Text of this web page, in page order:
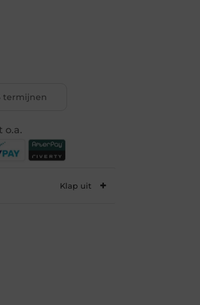
termijnen
o.a.